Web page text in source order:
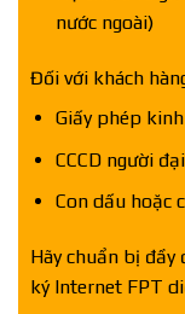
nước ngoài)
Đối với khách
Giấy phép
CCCD người
Con dấu hoặc
Hãy chuẩn bị
ký Internet FPT